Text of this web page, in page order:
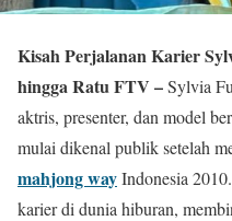
Kisah Perjalanan Karier
hingga Ratu FTV –Sylvia
aktris, presenter, dan model
mulai dikenal publik setelah
mahjong wayIndonesia
karier di dunia hiburan,